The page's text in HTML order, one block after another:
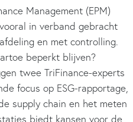
Management (EPM)
in verband gebracht
en met controlling.
beperkt blijven?
twee TriFinance-experts
focus op ESG-rapportage,
supply chain en het meten
biedt kansen voor de